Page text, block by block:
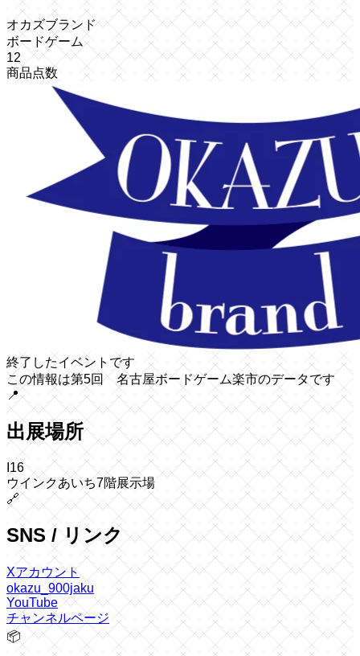
オカズブランド
ボードゲーム
12
商品点数
終了したイベントです
この情報は第5回 名古屋ボードゲーム楽市のデータです
📍
出展場所
I16
ウインクあいち7階展示場
🔗
SNS / リンク
Xアカウント
okazu_900jaku
YouTube
チャンネルページ
📦